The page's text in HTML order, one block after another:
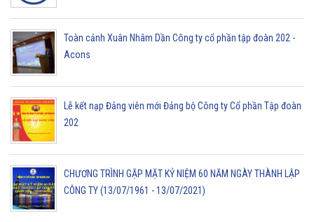
Toàn cảnh Xuân Nhâm Dần Công ty cổ phần tập đoàn 202 -
Acons
Lễ kết nạp Đảng viên mới Đảng bộ Công ty Cổ phần Tập đoàn
202
CHƯƠNG TRÌNH GẶP MẶT KỶ NIỆM 60 NĂM NGÀY THÀNH LẬP
CÔNG TY (13/07/1961 - 13/07/2021)